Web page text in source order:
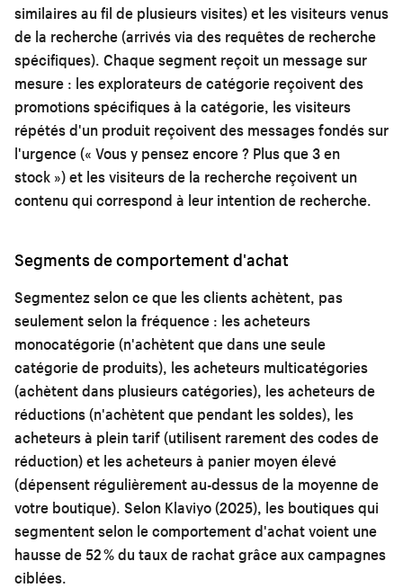
similaires au fil de plusieurs visites) et les visiteurs venus
de la recherche (arrivés via des requêtes de recherche
spécifiques). Chaque segment reçoit un message sur
mesure : les explorateurs de catégorie reçoivent des
promotions spécifiques à la catégorie, les visiteurs
répétés d'un produit reçoivent des messages fondés sur
l'urgence (« Vous y pensez encore ? Plus que 3 en
stock ») et les visiteurs de la recherche reçoivent un
contenu qui correspond à leur intention de recherche.
Segments de comportement d'achat
Segmentez selon ce que les clients achètent, pas
seulement selon la fréquence : les acheteurs
monocatégorie (n'achètent que dans une seule
catégorie de produits), les acheteurs multicatégories
(achètent dans plusieurs catégories), les acheteurs de
réductions (n'achètent que pendant les soldes), les
acheteurs à plein tarif (utilisent rarement des codes de
réduction) et les acheteurs à panier moyen élevé
(dépensent régulièrement au-dessus de la moyenne de
votre boutique). Selon Klaviyo (2025), les boutiques qui
segmentent selon le comportement d'achat voient une
hausse de 52 % du taux de rachat grâce aux campagnes
ciblées.